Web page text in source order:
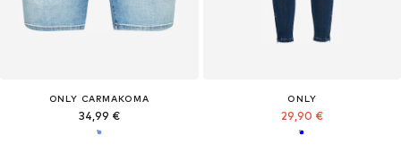
ONLY CARMAKOMA
34,99 €
ONLY
29,90 €